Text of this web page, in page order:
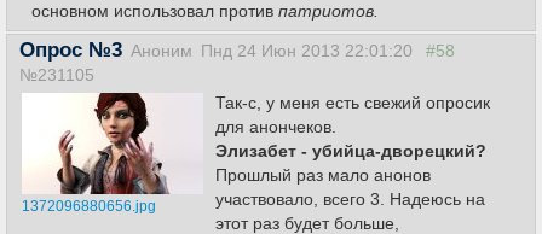
основном использовал против патриотов.
Опрос №3 Аноним Пнд 24 Июн 2013 22:01:20
#58
№231105
1372096880656.jpg
Так-с, у меня есть свежий опросик
для анончеков.
Элизабет - убийца-дворецкий?
Прошлый раз мало анонов
участвовало, всего 3. Надеюсь на
этот раз будет больше,